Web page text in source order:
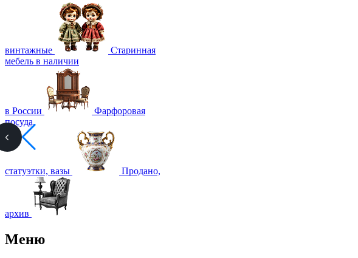
винтажные
Старинная
мебель в наличии
в России
Фарфоровая
посуда,
статуэтки, вазы Продано,
архив
Меню